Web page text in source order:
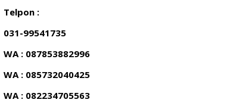
Telpon :
031-99541735
WA : 087853882996
WA : 085732040425
WA : 082234705563